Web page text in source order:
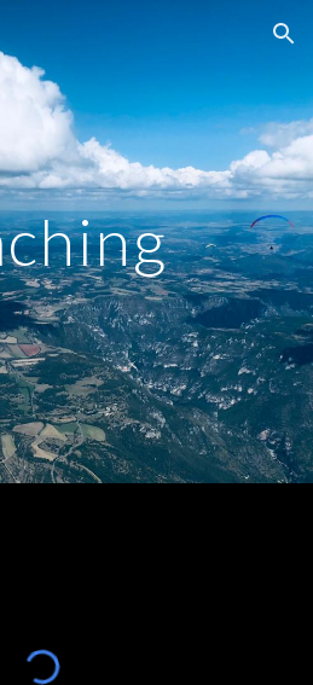
Skip to navigation